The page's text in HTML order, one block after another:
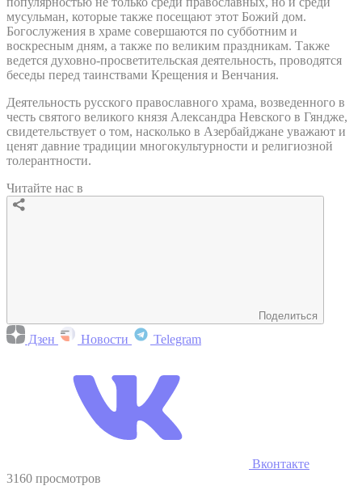
мусульман, которые также посещают этот Божий дом.
Богослужения в храме совершаются по субботним и
воскресным дням, а также по великим праздникам. Также
ведется духовно-просветительская деятельность, проводятся
беседы перед таинствами Крещения и Венчания.
Деятельность русского православного храма, возведенного в
честь святого великого князя Александра Невского в Гяндже,
свидетельствует о том, насколько в Азербайджане уважают и
ценят давние традиции многокультурности и религиозной
толерантности.
Читайте нас в
Поделиться
Дзен Новости Telegram
Вконтакте
3160 просмотров